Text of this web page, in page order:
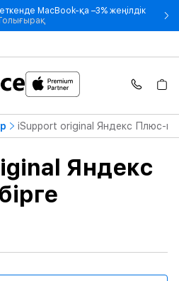
MacBook-қа –3% жеңілдік
- Студенттік билетті
iSupport original Яндекс Плюс-
Яндекс
Дейін
түрі